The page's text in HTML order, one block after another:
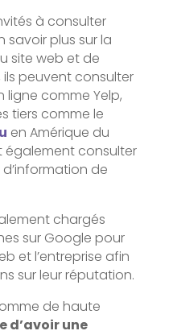
à consulter
savoir plus sur la
site web et de
ils peuvent consulter
ligne comme Yelp,
tiers comme le
en Amérique du
également consulter
de
chargés
sur Google pour
et l’entreprise afin
sur leur réputation.
de haute
d’avoir une